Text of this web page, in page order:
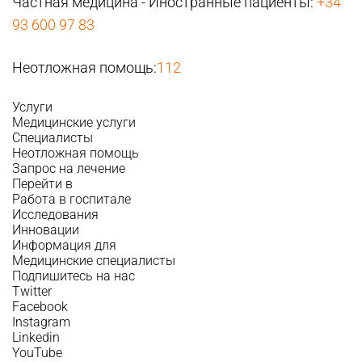
93 600 97 83
Неотложная помощь:112
Услуги
Медицинские услуги
Специалисты
Неотложная помощь
Запрос на лечение
Перейти в
Работа в госпитале
Исследования
Инновации
Информация для
Медицинские специалисты
Подпишитесь на нас
Twitter
Facebook
Instagram
Linkedin
YouTube